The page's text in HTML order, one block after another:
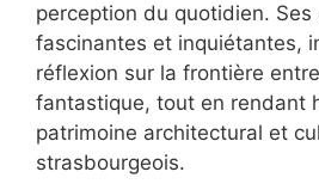
perception du quotidien.
fascinantes et inquiétantes,
réflexion sur la frontière
fantastique, tout en rendant
patrimoine architectural et
strasbourgeois.